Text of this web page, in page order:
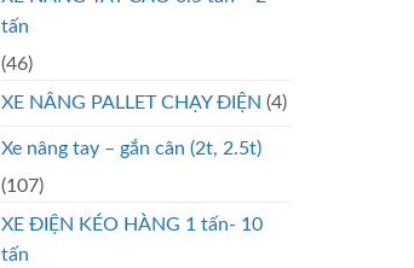
tấn
(46)
XE NÂNG PALLET CHẠY ĐIỆN (4)
Xe nâng tay – gắn cân (2t, 2.5t)
(107)
XE ĐIỆN KÉO HÀNG 1 tấn- 10
tấn